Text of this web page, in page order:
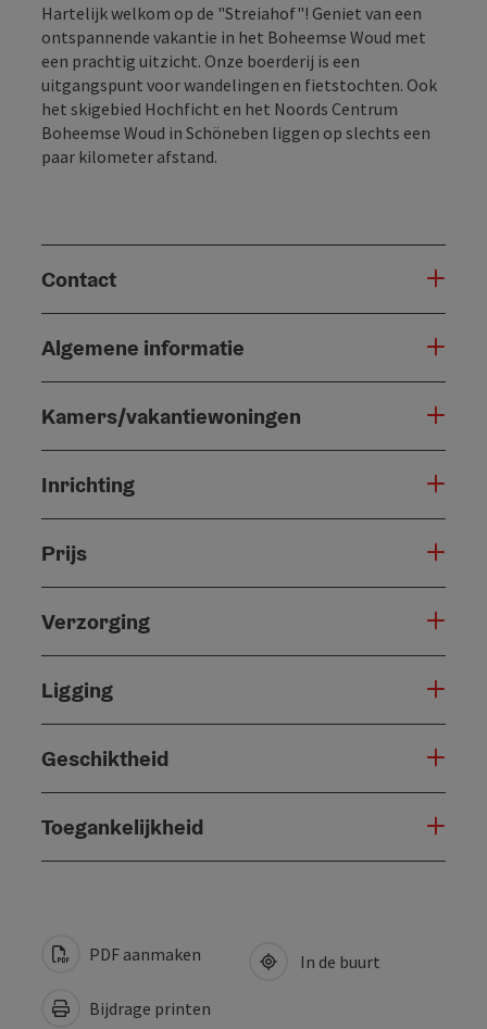
Hartelijk welkom op de "Streiahof"! Geniet van een
ontspannende vakantie in het Boheemse Woud met
een prachtig uitzicht. Onze boerderij is een
uitgangspunt voor wandelingen en fietstochten. Ook
het skigebied Hochficht en het Noords Centrum
Boheemse Woud in Schöneben liggen op slechts een
paar kilometer afstand.
Contact
Algemene informatie
Kamers/vakantiewoningen
Inrichting
Prijs
Verzorging
Ligging
Geschiktheid
Toegankelijkheid
PDF aanmaken
Bijdrage printen
In de buurt